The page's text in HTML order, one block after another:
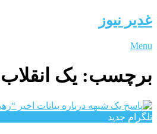
غدیر نیوز
Menu
برچسب: یک
تلگرام جدید